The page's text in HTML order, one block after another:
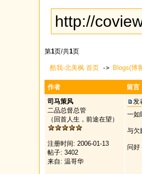
http://
第1页/共1页
酷我-北美枫 首页 -> Blogs(博
作者
留言
司马策风
二品总督总管
（回首人生，前途在望）
注册时间: 2006-01-13
帖子: 3402
来自: 温哥华
发
一如
与欠
问好